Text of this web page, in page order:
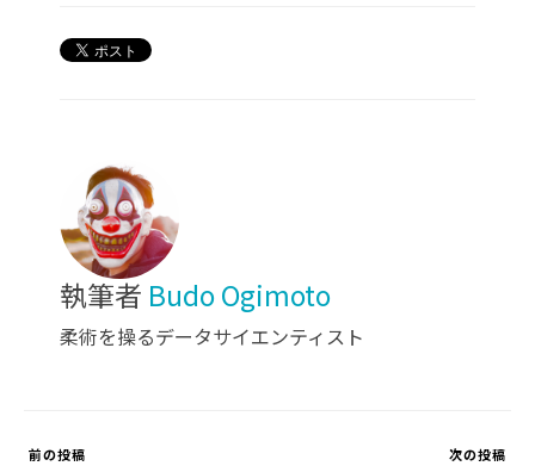
執筆者 Budo Ogimoto
柔術を操るデータサイエンティスト
前の投稿 次の投稿